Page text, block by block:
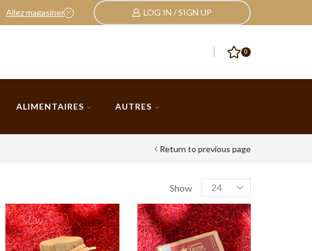
Allez magasiner Nos Pack, et cadeaux
LOG IN / SIGN UP
0
ALIMENTAIRES AUTRES
Return to previous page
Show